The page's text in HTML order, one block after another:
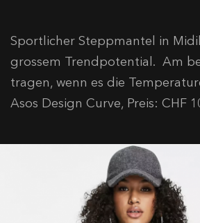
Sportlicher Steppmantel in
grossem Trendpotential. Am
tragen, wenn es die
Asos Design Curve, Preis: CHF